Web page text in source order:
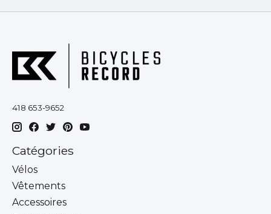
418 653-9652
Catégories
Vélos
Vêtements
Accessoires